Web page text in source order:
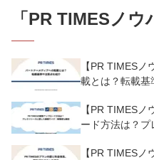
「PR TIMESノウ
【PR TIMES
載とは？転載基
【PR TIMESノ
ード方法は？プ
【PR TIMES